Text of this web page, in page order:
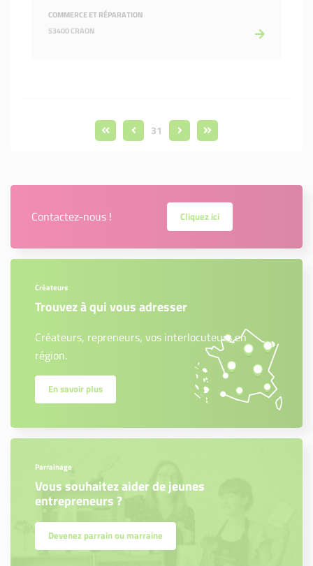
COMMERCE ET RÉPARATION
53400 CRAON
31
Contactez-nous ! Cliquez ici
Créateurs
Trouvez à qui vous adresser
Créateurs, repreneurs, vos interlocuteurs en
région.
En savoir plus
Parrainage
Vous souhaitez aider de jeunes
entrepreneurs ?
Devenez parrain ou marraine